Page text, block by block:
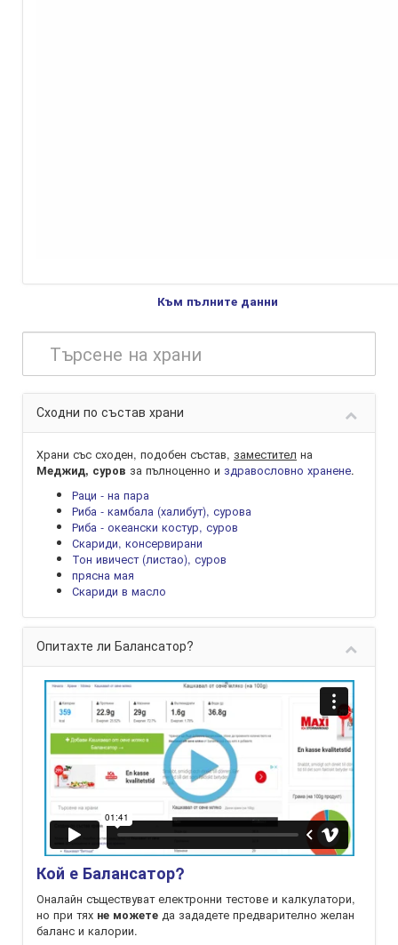
Към пълните данни
Сходни по състав храни
Храни със сходен, подобен състав, заместител на
Меджид, суров за пълноценно и здравословно хранене.
Раци - на пара
Риба - камбала (халибут), сурова
Риба - океански костур, суров
Скариди, консервирани
Тон ивичест (листао), суров
прясна мая
Скариди в масло
Опитахте ли Балансатор?
Кой е Балансатор?
Оналайн съществуват електронни тестове и калкулатори,
но при тях не можете да зададете предварително желан
баланс и калории.